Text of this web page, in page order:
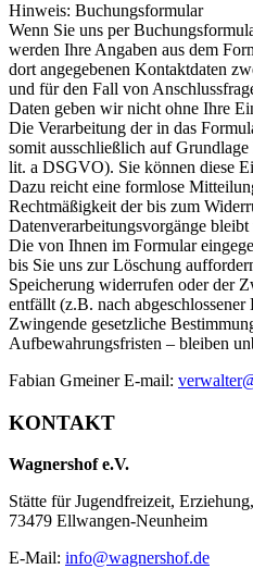
Hinweis: Buchungsformular
Wenn Sie uns per
werden Ihre Angaben aus dem
dort angegebenen Kontaktdaten
und für den Fall von
Daten geben wir nicht ohne Ihre
Die Verarbeitung der in das
somit ausschließlich auf
lit. a DSGVO). Sie können diese
Dazu reicht eine formlose
Rechtmäßigkeit der bis zum
Datenverarbeitungsvorgänge
Die von Ihnen im Formular
bis Sie uns zur Löschung
Speicherung widerrufen oder der
entfällt (z.B. nach
Zwingende gesetzliche
Aufbewahrungsfristen – bleiben
Fabian Gmeiner E-mail:
KONTAKT
Wagnershof e.V.
Stätte für Jugendfreizeit,
73479 Ellwangen-Neunheim
E-Mail: info@wagnershof.de